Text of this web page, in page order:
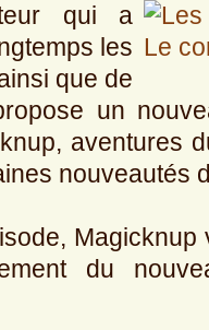
qui a
les
que de
un
aventures
nouveautés
du